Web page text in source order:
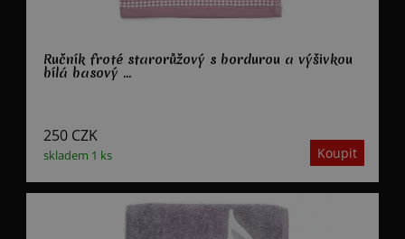
Ručník froté starorůžový s bordurou a výšivkou
bílá basový ...
skladem 1 ks
250 CZK